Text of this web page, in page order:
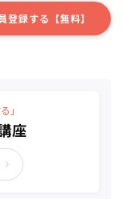
登録する【無料】
」
座